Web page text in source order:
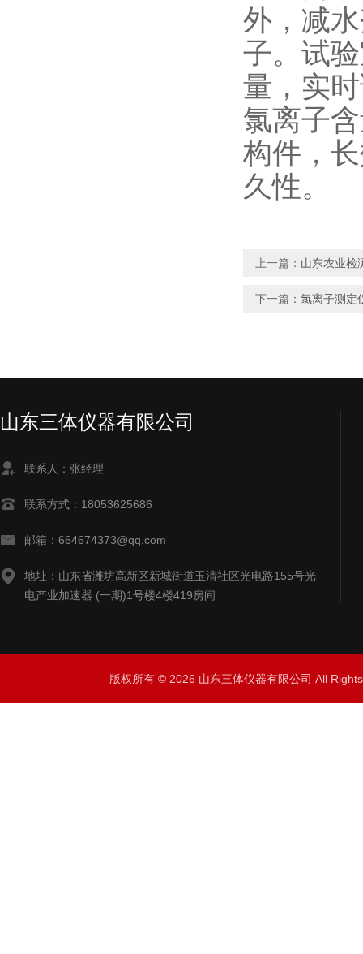
外，减
子。试
量，实
氯离子
构件，
久性。
上一篇： 山东农业检
下一篇： 氯离子测定
山东三体仪器有限公司
联系人：张经理
联系方式：18053625686
邮箱：664674373@qq.com
地址：山东省潍坊高新区新城街道玉清社区光电路155号光
电产业加速器 (一期)1号楼4楼419房间
版权所有 © 2026 山东三体仪器有限公司 All